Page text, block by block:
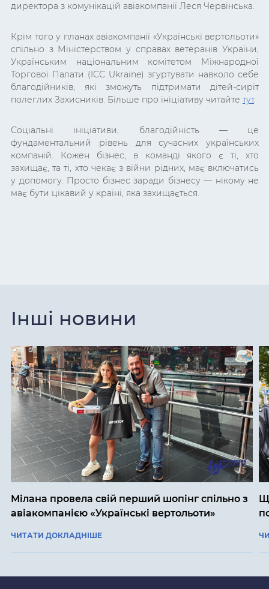
директора з комунікацій авіакомпанії Леся Червінська.
Крім того у планах авіакомпанії «Українські вертольоти»
спільно з Міністерством у справах ветеранів України,
Українським національним комітетом Міжнародної
Торгової Палати (ICC Ukraine) згуртувати навколо себе
благодійників, які зможуть підтримати дітей-сиріт
полеглих Захисників. Більше про ініціативу читайте тут.
Соціальні ініціативи, благодійність — це
фундаментальний рівень для сучасних українських
компаній. Кожен бізнес, в команді якого є ті, хто
захищає, та ті, хто чекає з війни рідних, має включатись
у допомогу. Просто бізнес заради бізнесу — нікому не
має бути цікавий у країні, яка захищається.
Інші новини
Мілана провела свій перший шопінг спільно з
авіакомпанією «Українські вертольоти»
ЧИТАТИ ДОКЛАДНІШЕ